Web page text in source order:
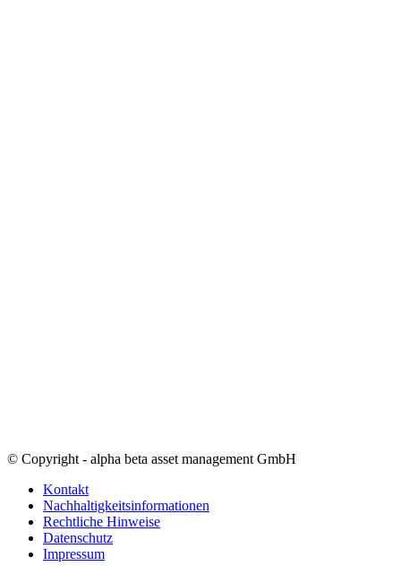
© Copyright - alpha beta asset management GmbH
Kontakt
Nachhaltigkeitsinformationen
Rechtliche Hinweise
Datenschutz
Impressum